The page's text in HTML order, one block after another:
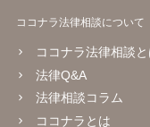
ココナラ法律相談について
ココナラ法律相談と
法律Q&A
法律相談コラム
ココナラとは